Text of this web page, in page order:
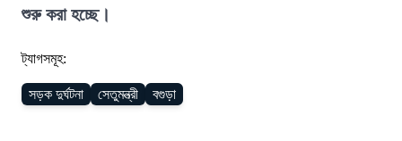
শুরু করা হচ্ছে।
ট্যাগসমূহ:
সড়ক দুর্ঘটনা সেতুমন্ত্রী বগুড়া